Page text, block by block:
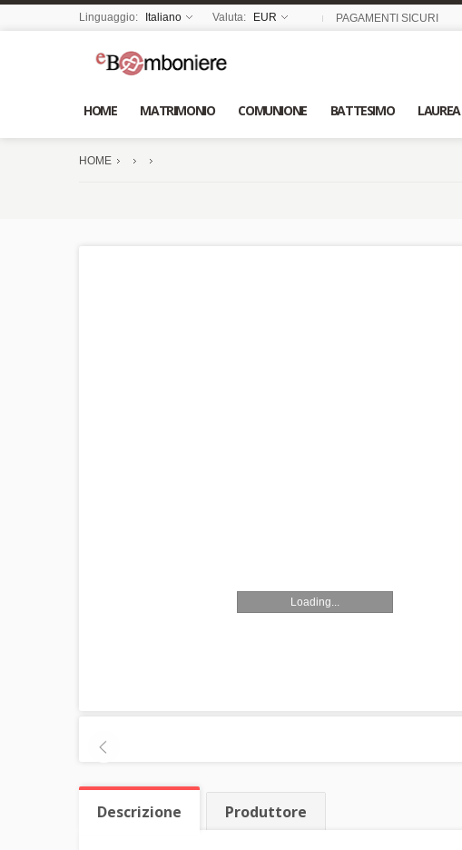
Linguaggio: Italiano Valuta: EUR PAGAMENTI SICURI
HOME MATRIMONIO COMUNIONE BATTESIMO LAUREA
HOME
Loading...
Descrizione Produttore